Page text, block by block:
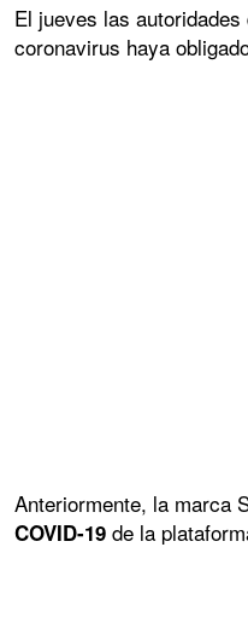
El jueves las autoridades
coronavirus haya
Anteriormente, la marca
COVID-19 de la